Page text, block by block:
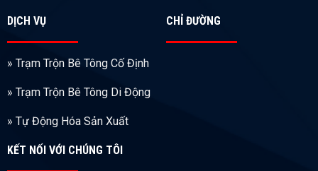
DỊCH VỤ
» Trạm Trộn Bê Tông Cố Định
» Trạm Trộn Bê Tông Di Động
» Tự Động Hóa Sản Xuất
KẾT NỐI VỚI CHÚNG TÔI
CHỈ ĐƯỜNG